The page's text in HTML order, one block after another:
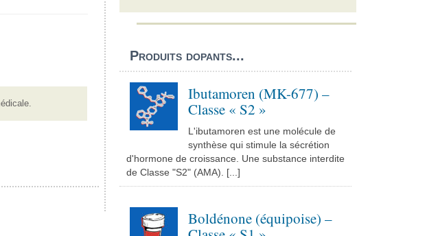
Produits dopants...
Ibutamoren (MK-677) –
Classe « S2 »
L'ibutamoren est une molécule de
synthèse qui stimule la sécrétion
d'hormone de croissance. Une substance interdite
de Classe "S2" (AMA). [...]
Boldénone (équipoise) –